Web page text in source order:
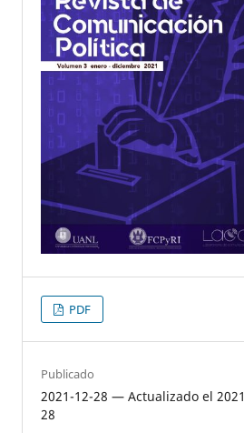
PDF
Publicado
2021-12-28 — Actualizado el
28